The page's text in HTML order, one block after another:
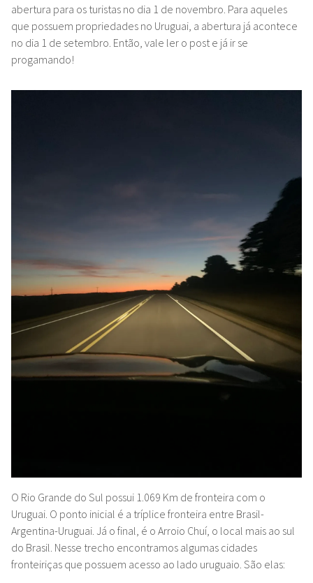
abertura para os turistas no dia 1 de novembro. Para aqueles
que possuem propriedades no Uruguai, a abertura já acontece
no dia 1 de setembro. Então, vale ler o post e já ir se
progamando!
O Rio Grande do Sul possui 1.069 Km de fronteira com o
Uruguai. O ponto inicial é a tríplice fronteira entre Brasil-
Argentina-Uruguai. Já o final, é o Arroio Chuí, o local mais ao sul
do Brasil. Nesse trecho encontramos algumas cidades
fronteiriças que possuem acesso ao lado uruguaio. São elas: